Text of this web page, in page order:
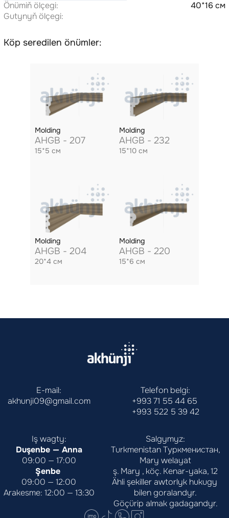
Önümiň ölçegi:
40*16 см
Gutynyň ölçegi:
Köp seredilen önümler:
Molding
AHGB - 207
15*5 см
Molding
AHGB - 232
15*10 см
Molding
AHGB - 204
20*4 см
Molding
AHGB - 220
15*6 см
E-mail:
akhunji09@gmail.com
Telefon belgi:
+993 71 55 44 65
+993 522 5 39 42
Iş wagty:
Duşenbe — Anna
09:00 — 17:00
Şenbe
09:00 — 12:00
Arakesme: 12:00 — 13:30
Salgymyz:
Turkmenistan Туркменистан,
Mary welayat
ş. Mary , köç. Kenar-yaka, 12
Ähli şekiller awtorlyk hukugy
bilen goralandyr.
Göçürip almak gadagandyr.